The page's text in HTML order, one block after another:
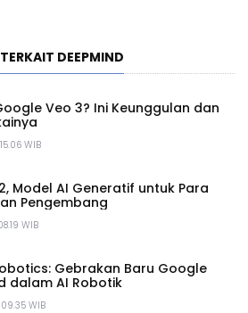
DEEPMIND
WIB
Veo 3? Ini Keunggulan dan
WIB
Model AI Generatif untuk Para
Pengembang
WIB
Gebrakan Baru Google
dalam AI Robotik